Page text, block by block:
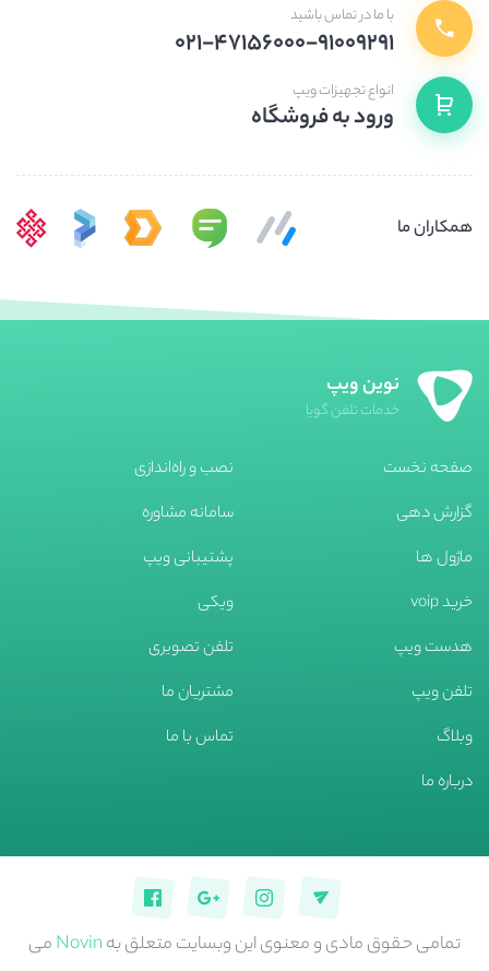
با ما در تماس باشید
۰۲۱-۴۷۱۵۶۰۰۰-۹۱۰۰۹۲۹۱
انواع تجهیزات ویپ
ورود به فروشگاه
همکاران ما
نوین ویپ
خدمات تلفن گویا
صفحه نخست
گزارش دهی
ماژول ها
خرید voip
هدست ویپ
تلفن ویپ
وبلاگ
درباره ما
نصب و راه‌اندازی
سامانه مشاوره
پشتیبانی ویپ
ویکی
تلفن تصویری
مشتریان ما
تماس با ما
تمامی حقوق مادی و معنوی این وبسایت متعلق بهNovinمی